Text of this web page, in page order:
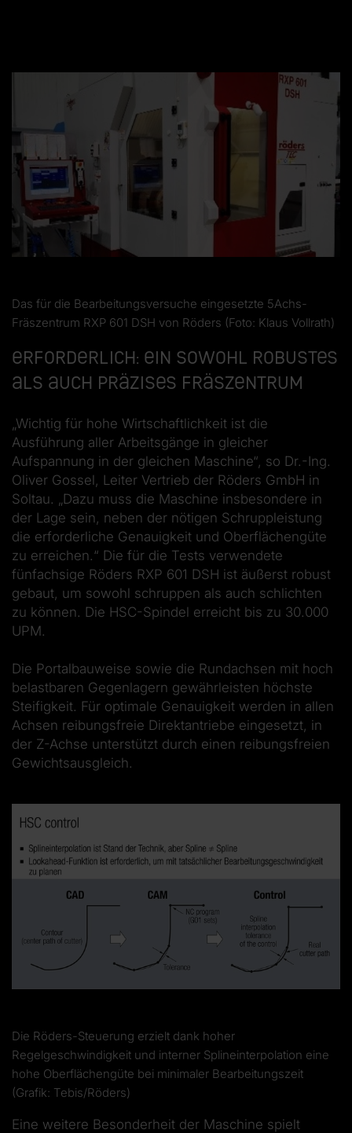
Das für die Bearbeitungsversuche eingesetzte 5Achs-
Fräszentrum RXP 601 DSH von Röders (Foto: Klaus Vollrath)
Erforderlich: Ein sowohl robustes
als auch präzises Fräszentrum
„Wichtig für hohe Wirtschaftlichkeit ist die
Ausführung aller Arbeitsgänge in gleicher
Aufspannung in der gleichen Maschine“, so Dr.-Ing.
Oliver Gossel, Leiter Vertrieb der Röders GmbH in
Soltau. „Dazu muss die Maschine insbesondere in
der Lage sein, neben der nötigen Schruppleistung
die erforderliche Genauigkeit und Oberflächengüte
zu erreichen.“ Die für die Tests verwendete
fünfachsige Röders RXP 601 DSH ist äußerst robust
gebaut, um sowohl schruppen als auch schlichten
zu können. Die HSC-Spindel erreicht bis zu 30.000
UPM.
Die Portalbauweise sowie die Rundachsen mit hoch
belastbaren Gegenlagern gewährleisten höchste
Steifigkeit. Für optimale Genauigkeit werden in allen
Achsen reibungsfreie Direktantriebe eingesetzt, in
der Z-Achse unterstützt durch einen reibungsfreien
Gewichtsausgleich.
Die Röders-Steuerung erzielt dank hoher
Regelgeschwindigkeit und interner Splineinterpolation eine
hohe Oberflächengüte bei minimaler Bearbeitungszeit
(Grafik: Tebis/Röders)
Eine weitere Besonderheit der Maschine spielt